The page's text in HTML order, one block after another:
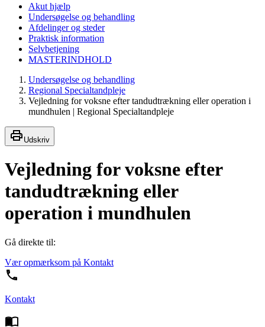
Akut hjælp
Undersøgelse og behandling
Afdelinger og steder
Praktisk information
Selvbetjening
MASTERINDHOLD
Undersøgelse og behandling
Regional Specialtandpleje
Vejledning for voksne efter tandudtrækning eller operation i
mundhulen | Regional Specialtandpleje
Udskriv
Vejledning for voksne efter
tandudtrækning eller
operation i mundhulen
Gå direkte til:
Vær opmærksom på Kontakt
Kontakt